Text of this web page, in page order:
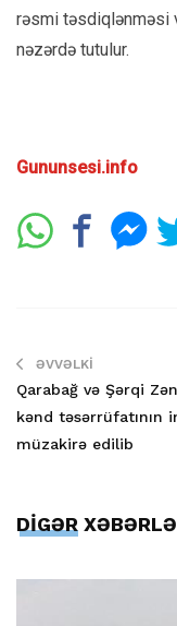
rəsmi təsdiqlənməsi
nəzərdə tutulur.
Gununsesi.info
ƏVVƏLKI
Qarabağ və Şərqi
kənd təsərrüfatının
müzakirə edilib
DİGƏR